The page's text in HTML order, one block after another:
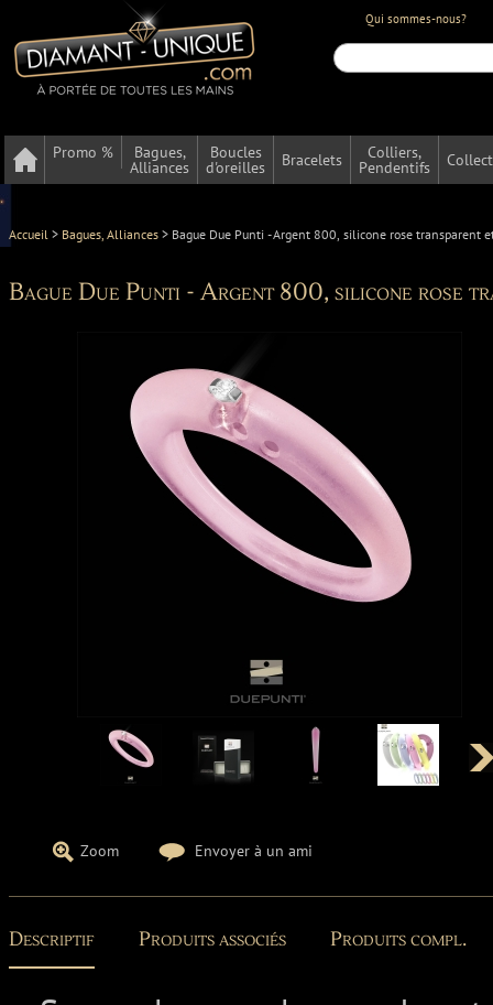
Qui sommes-nous?
Promo % Bagues,
Alliances
Boucles
d'oreilles Bracelets Colliers,
Pendentifs
Accueil > Bagues, Alliances > Bague Due Punti - Argent 800, silicone rose transparent
Bague Due Punti - Argent 800, silicone rose
Zoom Envoyer à un ami
Descriptif Produits associés Produits compl.